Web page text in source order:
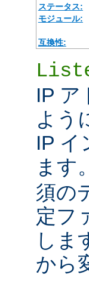
ステータス:
モジュール:
互換性:
IP ア
よう
IP イ
ます
須の
定フ
しま
から